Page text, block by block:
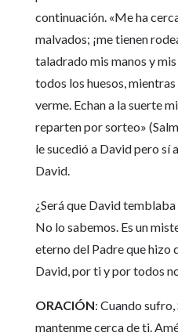
continuación. «Me ha
malvados; ¡me tienen
taladrado mis manos y
todos los huesos,
verme. Echan a la suerte
reparten por sorteo»
le sucedió a David pero sí
David.
¿Será que David
No lo sabemos. Es un
eterno del Padre que hizo
David, por ti y por todos
ORACIÓN: Cuando
mantenme cerca de ti.